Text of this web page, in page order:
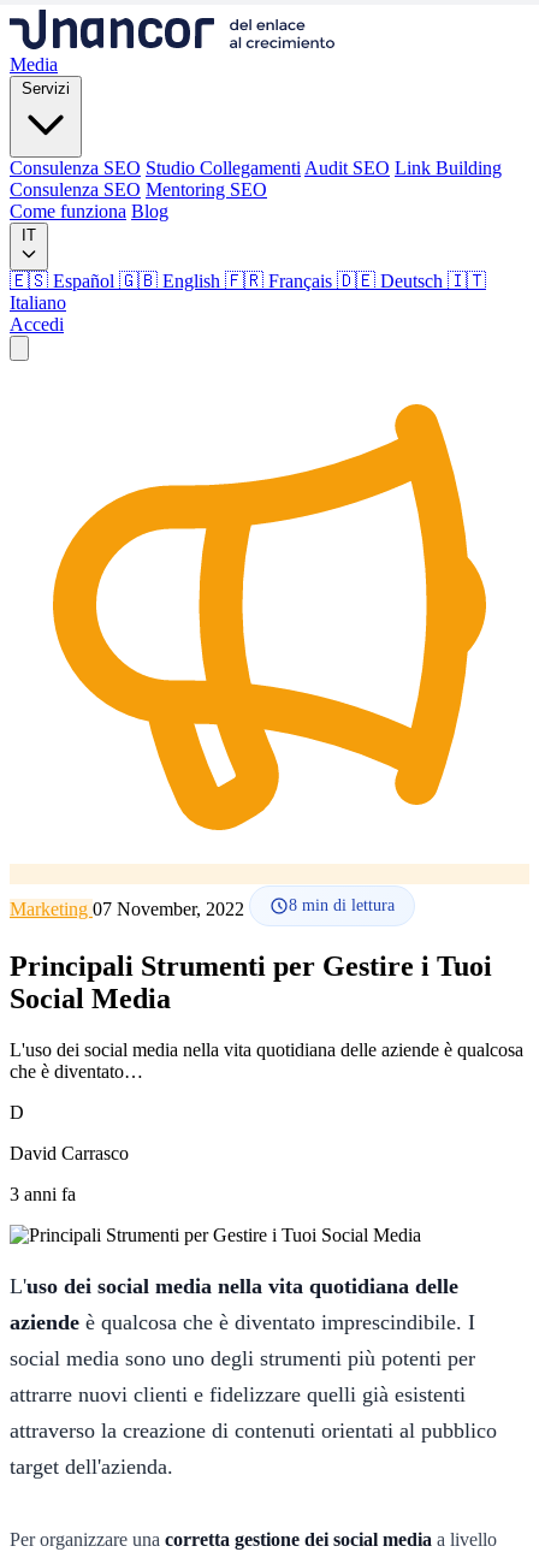
Media
Servizi
Consulenza SEO Studio Collegamenti Audit SEO Link Building
Consulenza SEO Mentoring SEO
Come funziona Blog
IT
🇪🇸 Español 🇬🇧 English 🇫🇷 Français 🇩🇪 Deutsch 🇮🇹
Italiano
Accedi
Studio CollegamentiAudit SEO
Link Building
Consulenza SEO
Come funziona
Lingua
🇪🇸 ES
🇬🇧 EN 🇫🇷 FR 🇩🇪 DE
Accedi
Marketing 07 November, 2022 8 min di lettura
Principali Strumenti per Gestire i Tuoi
Social Media
L'uso dei social media nella vita quotidiana delle aziende è qualcosa
che è diventato…
D
David Carrasco
3 anni fa
L'uso dei social media nella vita quotidiana delle
aziende è qualcosa che è diventato imprescindibile. I
social media sono uno degli strumenti più potenti per
attrarre nuovi clienti e fidelizzare quelli già esistenti
attraverso la creazione di contenuti orientati al pubblico
target dell'azienda.
Per organizzare una corretta gestione dei social media a livello